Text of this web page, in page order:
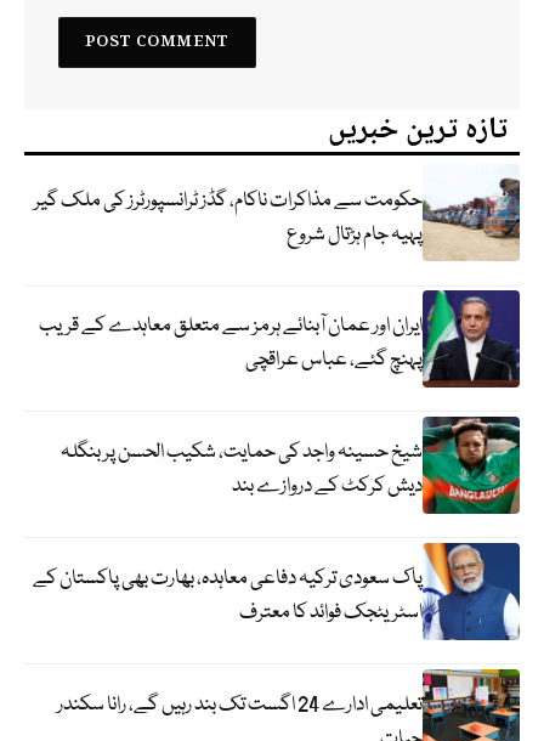
تازہ ترین خبریں
حکومت سے مذاکرات ناکام، گڈز ٹرانسپورٹرز کی ملک گیر
پہیہ جام ہڑتال شروع
ایران اور عمان آبنائے ہرمز سے متعلق معاہدے کے قریب
پہنچ گئے، عباس عراقچی
شیخ حسینہ واجد کی حمایت، شکیب الحسن پر بنگلہ
دیش کرکٹ کے دروازے بند
پاک سعودی ترکیہ دفاعی معاہدہ، بھارت بھی پاکستان کے
اسٹریٹجک فوائد کا معترف
تعلیمی ادارے 24 اگست تک بند رہیں گے، رانا سکندر